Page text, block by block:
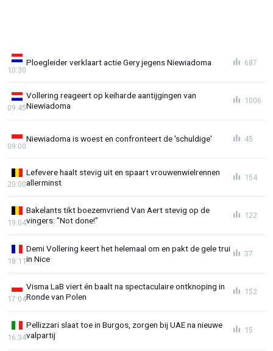
Ploegleider verklaart actie Gery jegens Niewiadoma
10:30
687
Vollering reageert op keiharde aantijgingen van
Niewiadoma
09:45
1006
Niewiadoma is woest en confronteert de 'schuldige'
09:00
45
Lefevere haalt stevig uit en spaart vrouwenwielrennen
allerminst
20:00
154
Bakelants tikt boezemvriend Van Aert stevig op de
vingers: "Not done!"
19:04
122
Demi Vollering keert het helemaal om en pakt de gele trui
in Nice
18:11
37
Visma LaB viert én baalt na spectaculaire ontknoping in
Ronde van Polen
17:04
152
Pellizzari slaat toe in Burgos, zorgen bij UAE na nieuwe
valpartij
16:34
15